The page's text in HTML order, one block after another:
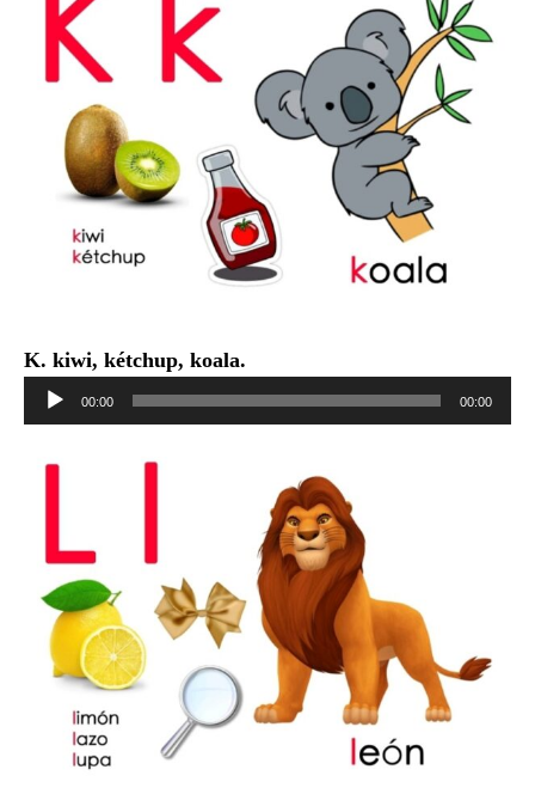
K. kiwi, kétchup, koala.
Reproductor
de
00:00 00:00